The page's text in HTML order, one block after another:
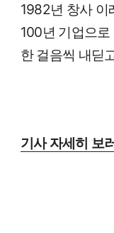
1982년 창사 이
100년 기업으
한 걸음씩 내딛
기사 자세히 보